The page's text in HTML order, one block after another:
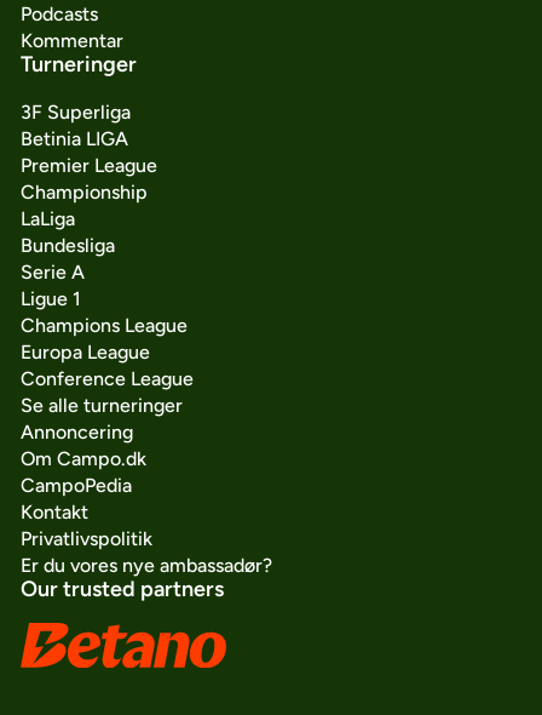
Podcasts
Kommentar
Turneringer
3F Superliga
Betinia LIGA
Premier League
Championship
LaLiga
Bundesliga
Serie A
Ligue 1
Champions League
Europa League
Conference League
Se alle turneringer
Annoncering
Om Campo.dk
CampoPedia
Kontakt
Privatlivspolitik
Er du vores nye ambassadør?
Our trusted partners